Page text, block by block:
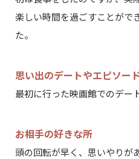
楽しい時間を過ごすことがで
た。
思い出のデートやエピソー
最初に行った映画館でのデー
お相手の好きな所
頭の回転が早く、思いやりが